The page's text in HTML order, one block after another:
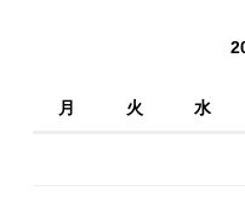
月 火 水